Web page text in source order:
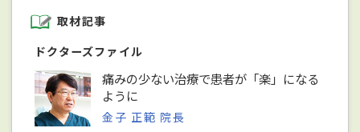
取材記事
ドクターズファイル
痛みの少ない治療で患者が「楽」になる
ように
金子 正範 院長